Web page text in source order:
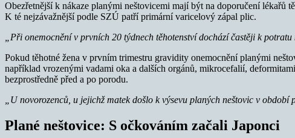
Obezřetnější k nákaze planými neštovicemi mají být na doporučení lékařů
K té nejzávažnější podle SZÚ patří primární varicelový zápal plic.
„Při onemocnění v prvních 20 týdnech těhotenství dochází častěji k
Pokud těhotné žena v prvním trimestru gravidity onemocnění planými
například vrozenými vadami oka a dalších orgánů, mikrocefalií,
bezprostředně před a po porodu.
„U novorozenců, u jejichž matek došlo k výsevu planých neštovic v
Plané neštovice: S očkováním začali Japonci